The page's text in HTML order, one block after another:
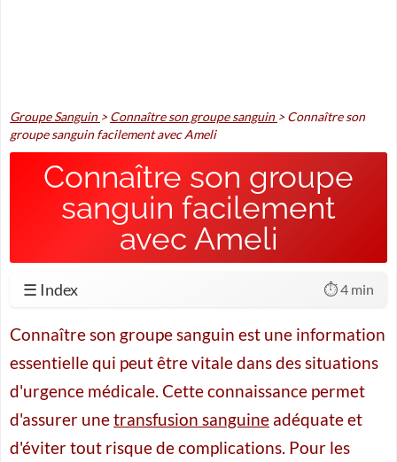
Groupe Sanguin >Connaître son groupe sanguin >Connaître son
groupe sanguin facilement avec Ameli
Connaître son groupe
sanguin facilement
avec Ameli
☰ Index ⏱️ 4 min
Connaître son groupe sanguin est une information
essentielle qui peut être vitale dans des situations
d'urgence médicale. Cette connaissance permet
d'assurer unetransfusion sanguine adéquate et
d'éviter tout risque de complications. Pour les